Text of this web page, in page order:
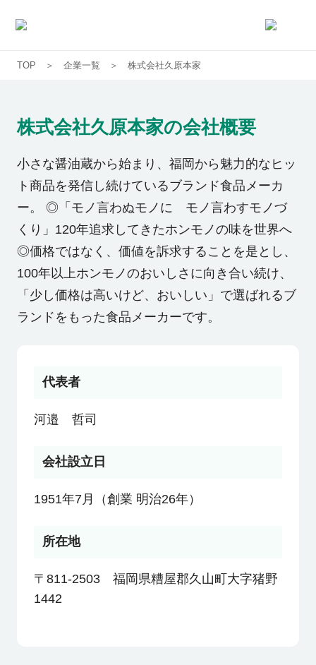
求人一覧
企業一覧
お気に入り求人
コラム
初めての方へ
コンサルタント紹介
会社概要
転職のご相談・登録
TOP 企業一覧 株式会社久原本家
株式会社久原本家の会社概要
小さな醤油蔵から始まり、福岡から魅力的なヒッ
ト商品を発信し続けているブランド食品メーカ
ー。 ◎「モノ言わぬモノに モノ言わすモノづ
くり」120年追求してきたホンモノの味を世界へ
◎価格ではなく、価値を訴求することを是とし、
100年以上ホンモノのおいしさに向き合い続け、
「少し価格は高いけど、おいしい」で選ばれるブ
ランドをもった食品メーカーです。
代表者
河邉 哲司
会社設立日
1951年7月（創業 明治26年）
所在地
〒811-2503 福岡県糟屋郡久山町大字猪野
1442